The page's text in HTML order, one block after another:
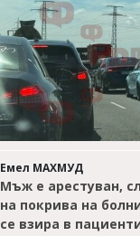
Емел МАХМУД
Мъж е арестуван,
на покрива на
се взира в